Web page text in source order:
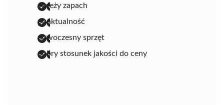
świeży zapach
punktualność
nowoczesny sprzęt
dobry stosunek jakości do ceny